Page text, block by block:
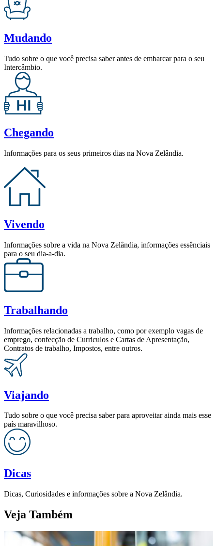
Mudando
Tudo sobre o que você precisa saber antes de embarcar para o seu
Intercâmbio.
Chegando
Informações para os seus primeiros dias na Nova Zelândia.
Vivendo
Informações sobre a vida na Nova Zelândia, informações essênciais
para o seu dia-a-dia.
Trabalhando
Informações relacionadas a trabalho, como por exemplo vagas de
emprego, confecção de Curriculos e Cartas de Apresentação,
Contratos de trabalho, Impostos, entre outros.
Viajando
Tudo sobre o que você precisa saber para aproveitar ainda mais esse
país maravilhoso.
Dicas
Dicas, Curiosidades e informações sobre a Nova Zelândia.
Veja Também